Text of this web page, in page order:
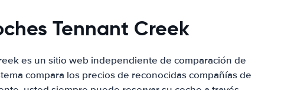
Tennant Creek
es un sitio web independiente de comparación de
compara los precios de reconocidas compañías de